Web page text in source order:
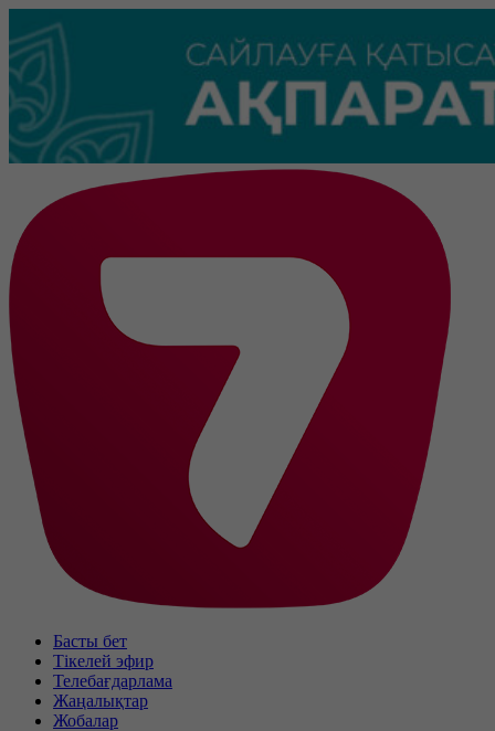
Басты бет
Тікелей эфир
Телебағдарлама
Жаңалықтар
Жобалар